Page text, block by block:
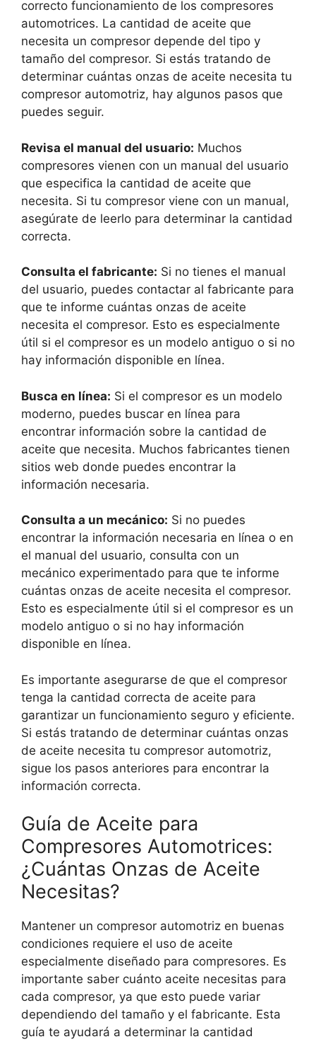
correcto funcionamiento de los compresores
automotrices. La cantidad de aceite que
necesita un compresor depende del tipo y
tamaño del compresor. Si estás tratando de
determinar cuántas onzas de aceite necesita tu
compresor automotriz, hay algunos pasos que
puedes seguir.
Revisa el manual del usuario: Muchos
compresores vienen con un manual del usuario
que especifica la cantidad de aceite que
necesita. Si tu compresor viene con un manual,
asegúrate de leerlo para determinar la cantidad
correcta.
Consulta el fabricante: Si no tienes el manual
del usuario, puedes contactar al fabricante para
que te informe cuántas onzas de aceite
necesita el compresor. Esto es especialmente
útil si el compresor es un modelo antiguo o si no
hay información disponible en línea.
Busca en línea: Si el compresor es un modelo
moderno, puedes buscar en línea para
encontrar información sobre la cantidad de
aceite que necesita. Muchos fabricantes tienen
sitios web donde puedes encontrar la
información necesaria.
Consulta a un mecánico: Si no puedes
encontrar la información necesaria en línea o en
el manual del usuario, consulta con un
mecánico experimentado para que te informe
cuántas onzas de aceite necesita el compresor.
Esto es especialmente útil si el compresor es un
modelo antiguo o si no hay información
disponible en línea.
Es importante asegurarse de que el compresor
tenga la cantidad correcta de aceite para
garantizar un funcionamiento seguro y eficiente.
Si estás tratando de determinar cuántas onzas
de aceite necesita tu compresor automotriz,
sigue los pasos anteriores para encontrar la
información correcta.
Guía de Aceite para
Compresores Automotrices:
¿Cuántas Onzas de Aceite
Necesitas?
Mantener un compresor automotriz en buenas
condiciones requiere el uso de aceite
especialmente diseñado para compresores. Es
importante saber cuánto aceite necesitas para
cada compresor, ya que esto puede variar
dependiendo del tamaño y el fabricante. Esta
guía te ayudará a determinar la cantidad